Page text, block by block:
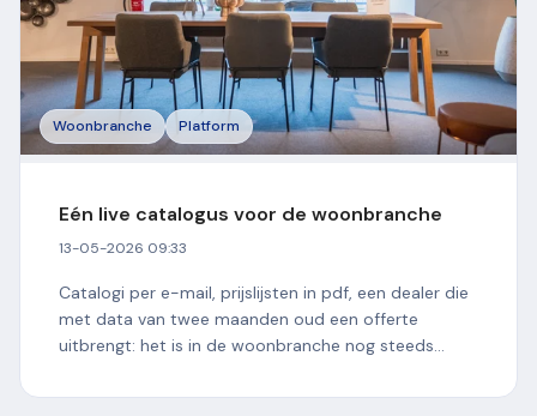
Woonbranche Platform
Eén live catalogus voor de woonbranche
13-05-2026 09:33
Catalogi per e-mail, prijslijsten in pdf, een dealer die
met data van twee maanden oud een offerte
uitbrengt: het is in de woonbranche nog steeds